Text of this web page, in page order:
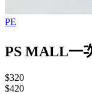
PE
PS MALL一
$320
$420